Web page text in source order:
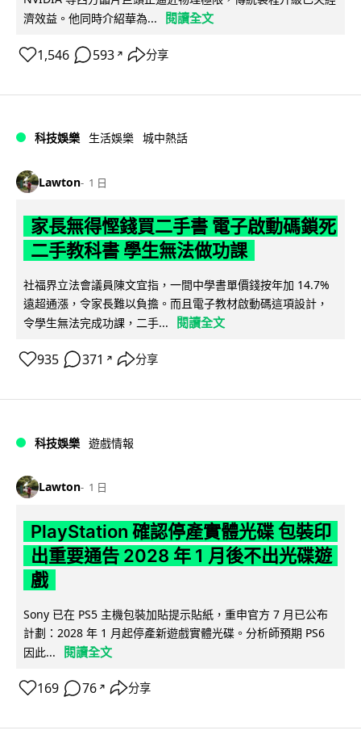
濟效益。他同時介紹華為...
閱讀全文
1,546 593 ↗ 分享
科技娛樂 生活娛樂 城中熱話
Lawton 1 日
家長無得慳錢買二手書 電子啟動碼鎖死
二手教科書 學生無法做功課
社福界立法會議員陳文宜指，一間中學書單價錢按年加 14.7%
遠超通漲，令家長難以負擔。而且電子教材啟動碼這項設計，
令學生無法完成功課，二手...
閱讀全文
935 371 ↗ 分享
科技娛樂 遊戲情報
Lawton 1 日
PlayStation 確認停產實體光碟 包裝印
出重要通告 2028 年 1 月後不出光碟遊
戲
Sony 已在 PS5 主機包裝加貼提示貼紙，重申官方 7 月已公布
計劃：2028 年 1 月起停產新遊戲實體光碟。分析師預期 PS6
因此...
閱讀全文
169 76 ↗ 分享